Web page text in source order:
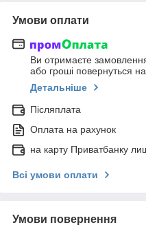
Умови оплати
Ви отримаєте
або гроші повернуться
Детальніше
Післяплата
Оплата на рахунок
на карту Приватбанку
Всі умови оплати
Умови повернення